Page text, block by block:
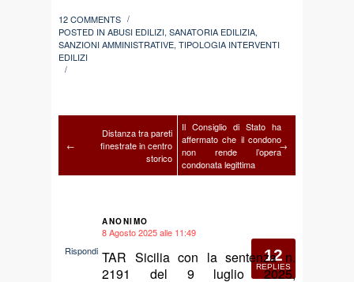
12 COMMENTS /
POSTED IN ABUSI EDILIZI, SANATORIA EDILIZIA,
SANZIONI AMMINISTRATIVE, TIPOLOGIA INTERVENTI
EDILIZI
/
←
Distanza tra pareti
finestrate in centro
storico
Il Consiglio di Stato ha
affermato che il condono
non rende l’opera
condonata legittima
→
12
REPLIES
ANONIMO
8 Agosto 2025 alle 11:49
TAR Sicilia con la sentenza n.
2191 del 9 luglio 2025,
Rispondi